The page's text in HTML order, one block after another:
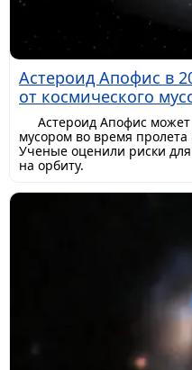
Астероид Апофис в
от космического
Астероид Апофис может
мусором во время
Ученые оценили риски
на орбиту.